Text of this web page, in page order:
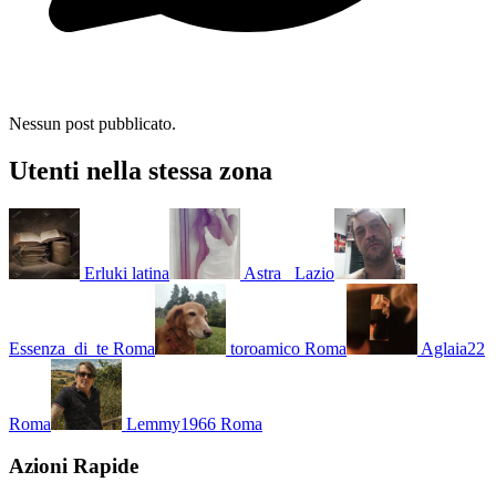
Nessun post pubblicato.
Utenti nella stessa zona
Erluki latina Astra_ Lazio
Essenza_di_te Roma toroamico Roma Aglaia22
Roma Lemmy1966 Roma
Azioni Rapide